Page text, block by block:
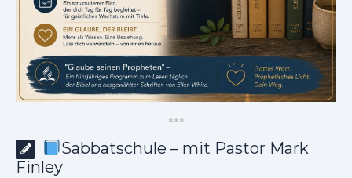
***
Sabbatschule – mit Pastor Mark
Finley